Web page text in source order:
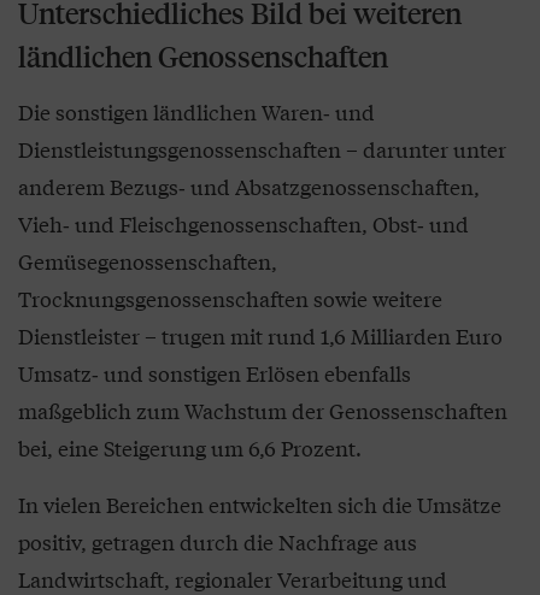
Unterschiedliches Bild bei weiteren
ländlichen Genossenschaften
Die sonstigen ländlichen Waren‑ und
Dienstleistungsgenossenschaften – darunter unter
anderem Bezugs‑ und Absatzgenossenschaften,
Vieh‑ und Fleischgenossenschaften, Obst‑ und
Gemüsegenossenschaften,
Trocknungsgenossenschaften sowie weitere
Dienstleister – trugen mit rund 1,6 Milliarden Euro
Umsatz‑ und sonstigen Erlösen ebenfalls
maßgeblich zum Wachstum der Genossenschaften
bei, eine Steigerung um 6,6 Prozent.
In vielen Bereichen entwickelten sich die Umsätze
positiv, getragen durch die Nachfrage aus
Landwirtschaft, regionaler Verarbeitung und